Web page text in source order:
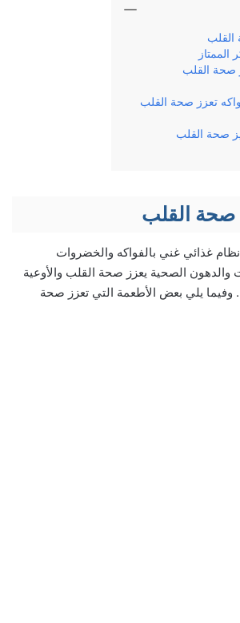
الممتاز
صحة القلب
تعزز صحة القلب
صحة القلب
صحة القلب
نظام غذائي غني بالفواكه والخضروات
والدهون الصحية يعزز صحة القلب والأوعية
يلي بعض الأطعمة التي تعزز صحة